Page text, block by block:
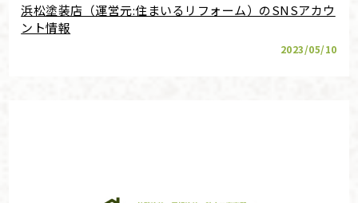
浜松塗装店（運営元:住まいるリフォーム）のSNSアカウ
ント情報
2023/05/10